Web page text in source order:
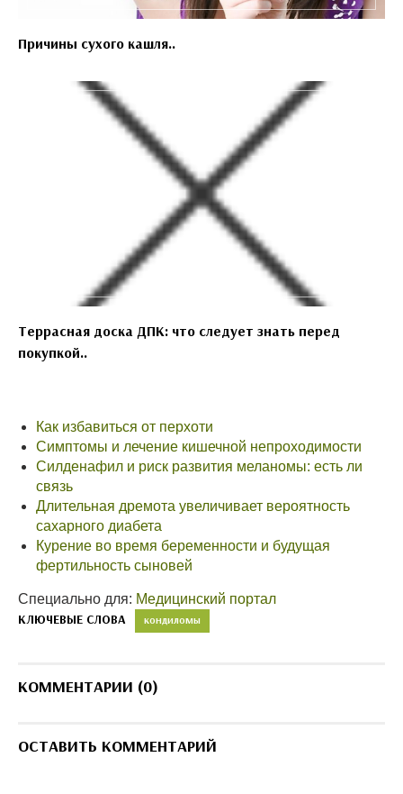
Причины сухого кашля..
Террасная доска ДПК: что следует знать перед
покупкой..
Как избавиться от перхоти
Симптомы и лечение кишечной непроходимости
Силденафил и риск развития меланомы: есть ли
связь
Длительная дремота увеличивает вероятность
сахарного диабета
Курение во время беременности и будущая
фертильность сыновей
Специально для: Медицинский портал
КЛЮЧЕВЫЕ СЛОВА КОНДИЛОМЫ
КОММЕНТАРИИ (0)
ОСТАВИТЬ КОММЕНТАРИЙ